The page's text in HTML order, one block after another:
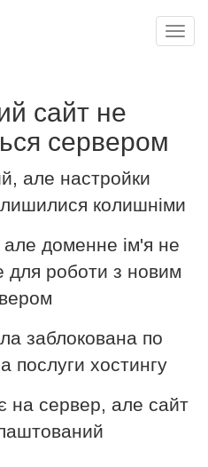
сайт не
сервером
але настройки
колишніми
доменне ім'я не
для роботи з новим
заблокована по
послуги хостингу
на сервер, але сайт